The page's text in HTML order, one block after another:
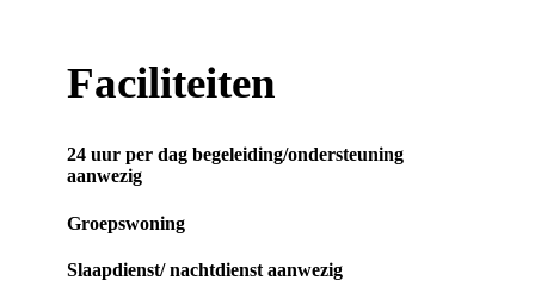
Faciliteiten
24 uur per dag begeleiding/ondersteuning
aanwezig
Groepswoning
Slaapdienst/ nachtdienst aanwezig